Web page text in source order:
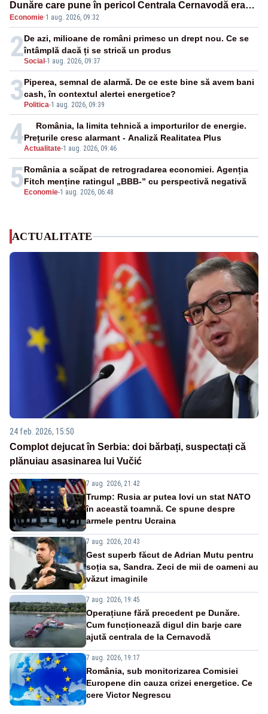
Dunăre care pune în pericol Centrala Cernavodă era
cunoscută de pe vremea lui Ceaușescu
Economie·1 aug. 2026, 09:32
2Social -1 aug. 2026, 09:37
De azi, milioane de români primesc un drept nou. Ce se
întâmplă dacă ți se strică un produs
3 Politica-1 aug. 2026, 09:39
Piperea, semnal de alarmă. De ce este bine să avem bani
cash, în contextul alertei energetice?
4Actualitate-1 aug. 2026, 09:46
România, la limita tehnică a importurilor de energie.
Prețurile cresc alarmant - Analiză Realitatea Plus
5 Economie-1 aug. 2026, 06:48
România a scăpat de retrogradarea economiei. Agenția
Fitch menține ratingul „BBB-” cu perspectivă negativă
ACTUALITATE
24 feb. 2026, 15:50
Complot dejucat în Serbia: doi bărbați, suspectați că
plănuiau asasinarea lui Vučić
7 aug. 2026, 21:42
Trump: Rusia ar putea lovi un stat NATO
în această toamnă. Ce spune despre
armele pentru Ucraina
7 aug. 2026, 20:43
Gest superb făcut de Adrian Mutu pentru
soția sa, Sandra. Zeci de mii de oameni au
văzut imaginile
7 aug. 2026, 19:45
Operațiune fără precedent pe Dunăre.
Cum funcționează digul din barje care
ajută centrala de la Cernavodă
7 aug. 2026, 19:17
România, sub monitorizarea Comisiei
Europene din cauza crizei energetice. Ce
cere Victor Negrescu